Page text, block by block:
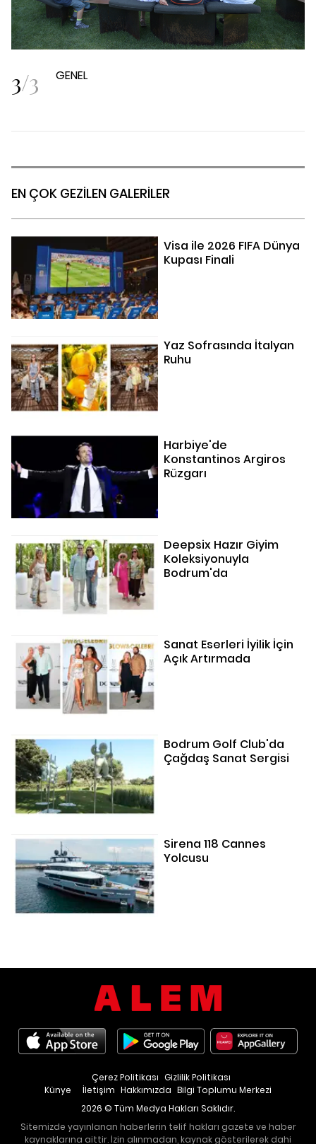
3/3 GENEL
EN ÇOK GEZİLEN GALERİLER
Visa ile 2026 FIFA Dünya
Kupası Finali
Yaz Sofrasında İtalyan
Ruhu
Harbiye'de
Konstantinos Argiros
Rüzgarı
Deepsix Hazır Giyim
Koleksiyonuyla
Bodrum'da
Sanat Eserleri İyilik İçin
Açık Artırmada
Bodrum Golf Club'da
Çağdaş Sanat Sergisi
Sirena 118 Cannes
Yolcusu
Künye İletişim Hakkımızda Bilgi Toplumu Merkezi
Çerez Politikası Gizlilik Politikası
2026 © Tüm Medya Hakları Saklıdır.
Sitemizde yayınlanan haberlerin telif hakları gazete ve haber
kaynaklarına aittir. İzin alınmadan, kaynak gösterilerek dahi